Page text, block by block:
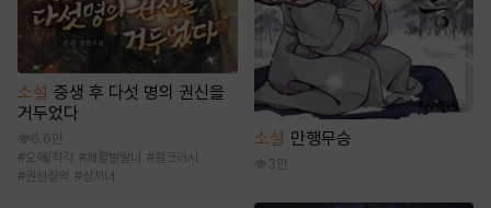
소설 중생 후 다섯 명의 권신을
거두었다
6.6만
#오해/착각 #쾌활발랄녀 #걸크러시
#권선징악 #상처녀
소설 만행무승
3만